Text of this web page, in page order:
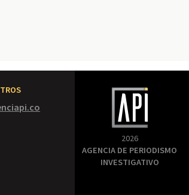
2026
AGENCIA DE PERIODISMO
INVESTIGATIVO